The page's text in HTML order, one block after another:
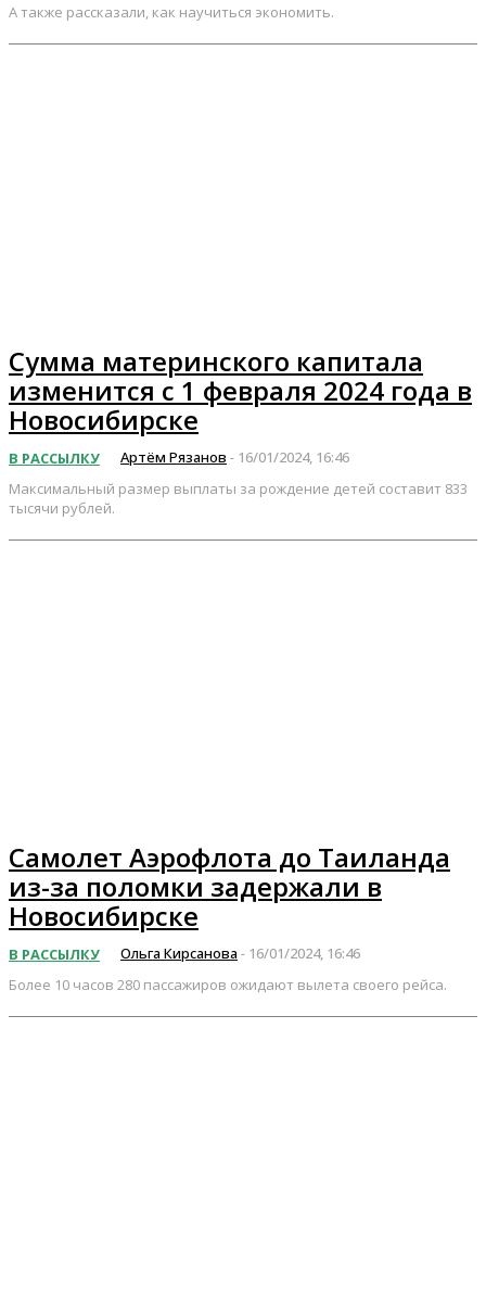
А также рассказали, как научиться экономить.
Сумма материнского капитала
изменится с 1 февраля 2024 года в
Новосибирске
В РАССЫЛКУ Артём Рязанов - 16/01/2024, 16:46
Максимальный размер выплаты за рождение детей составит 833
тысячи рублей.
Самолет Аэрофлота до Таиланда
из-за поломки задержали в
Новосибирске
В РАССЫЛКУ Ольга Кирсанова - 16/01/2024, 16:46
Более 10 часов 280 пассажиров ожидают вылета своего рейса.